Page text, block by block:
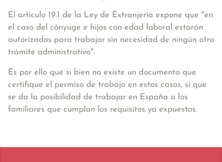
El artículo 19.1 de la Ley de Extranjería expone que "en
el caso del cónyuge e hijos con edad laboral estarán
autorizados para trabajar sin necesidad de ningún otro
trámite administrativo".
Es por ello que si bien no existe un documento que
certifique el permiso de trabajo en estos casos, sí que
se da la posibilidad de trabajar en España a los
familiares que cumplan los requisitos ya expuestos.